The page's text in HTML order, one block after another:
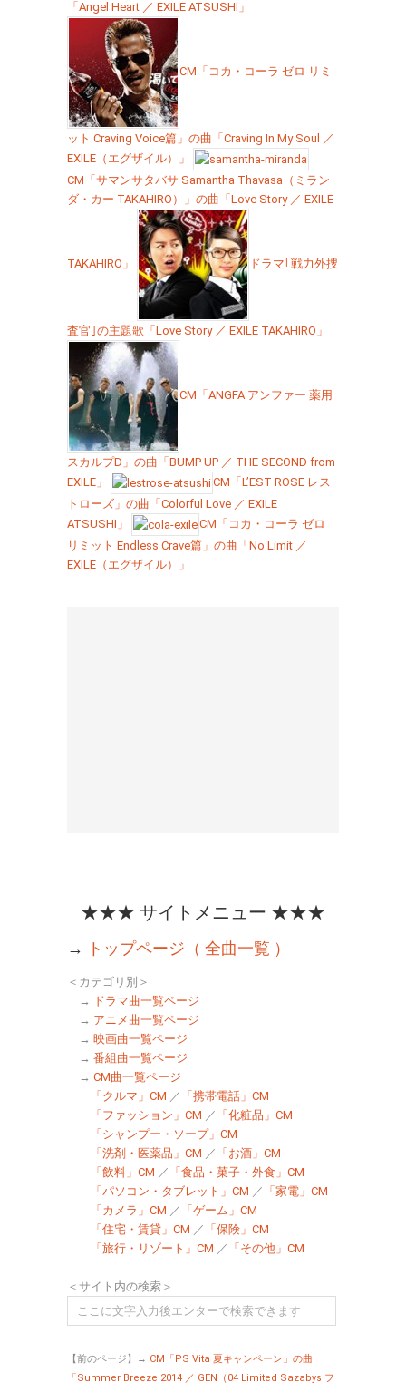
「Angel Heart ／ EXILE ATSUSHI」
CM「コカ・コーラ ゼロ リミ
ット Craving Voice篇」の曲「Craving In My Soul ／
EXILE（エグザイル）」
CM「サマンサタバサ Samantha Thavasa（ミラン
ダ・カー TAKAHIRO）」の曲「Love Story ／ EXILE
TAKAHIRO」 ドラマ｢戦力外捜
査官｣の主題歌「Love Story ／ EXILE TAKAHIRO」
CM「ANGFA アンファー 薬用
スカルプD」の曲「BUMP UP ／ THE SECOND from
EXILE」
CM「L’EST ROSE レス
トローズ」の曲「Colorful Love ／ EXILE
ATSUSHI」
CM「コカ・コーラ ゼロ
リミット Endless Crave篇」の曲「No Limit ／
EXILE（エグザイル）」
★★★ サイトメニュー ★★★
→ トップページ（ 全曲一覧 ）
＜カテゴリ別＞
→
ドラマ曲一覧ページ
→ アニメ曲一覧ページ
→ 映画曲一覧ページ
→ 番組曲一覧ページ
→ CM曲一覧ページ
「クルマ」CM ／ 「携帯電話」CM
「ファッション」CM ／ 「化粧品」CM
「シャンプー・ソープ」CM
「洗剤・医薬品」CM ／ 「お酒」CM
「飲料」CM ／ 「食品・菓子・外食」CM
「パソコン・タブレット」CM ／ 「家電」CM
「カメラ」CM ／ 「ゲーム」CM
「住宅・賃貸」CM ／ 「保険」CM
「旅行・リゾート」CM ／ 「その他」CM
＜サイト内の検索＞
【前のページ】→ CM「PS Vita 夏キャンペーン」の曲
「Summer Breeze 2014 ／ GEN（04 Limited Sazabys フ